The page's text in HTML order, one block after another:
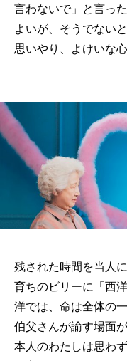
言わないで」と言っ
よいが、そうでない
思いやり、よけいな
残された時間を当人
育ちのビリーに「西
洋では、命は全体の
伯父さんが諭す場面
本人のわたしは思わ